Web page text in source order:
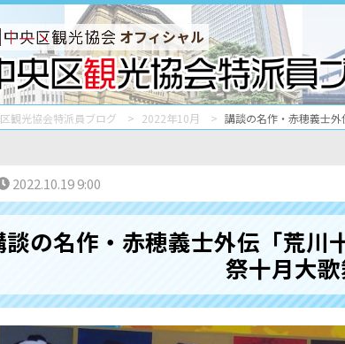
オフィシャル
観光協会特派員ブログ 2022年10月 講談の名作・赤穂義士
2022.10.19 9:00
談の名作・赤穂義士外伝「荒川
祭十月大